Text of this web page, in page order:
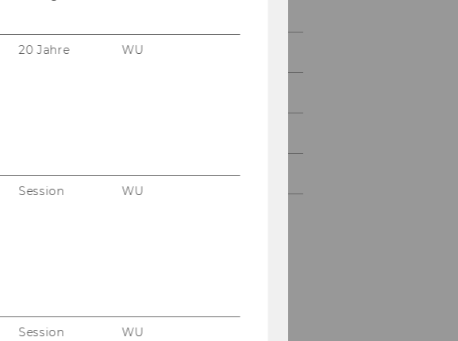
CEMS Academic Partners
Contact
20 Jahre WU
Session WU
Session WU